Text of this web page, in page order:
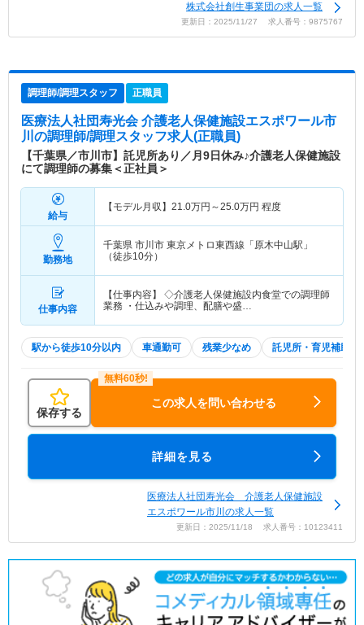
株式会社創生事業団の求人一覧
更新日：2025/11/27 求人番号：9875767
調理師/調理スタッフ 正職員
医療法人社団寿光会 介護老人保健施設エスポワール市
川 の調理師/調理スタッフ求人(正職員)
【千葉県／市川市】託児所あり／月9日休み♪介護老人保健施設
にて調理師の募集＜正社員＞
給与
【モデル月収】 21.0万円～25.0万円 程度
勤務地
千葉県 市川市 東京メトロ東西線「原木中山駅」
（徒歩10分）
仕事内容
【仕事内容】 ◇介護老人保健施設内食堂での調理師
業務 ・仕込みや調理、配膳や盛…
駅から徒歩10分以内 車通勤可 残業少なめ 託児所・育児補助
保存する
この求人を問い合わせる
詳細を見る
医療法人社団寿光会 介護老人保健施設
エスポワール市川の求人一覧
更新日：2025/11/18 求人番号：10123411